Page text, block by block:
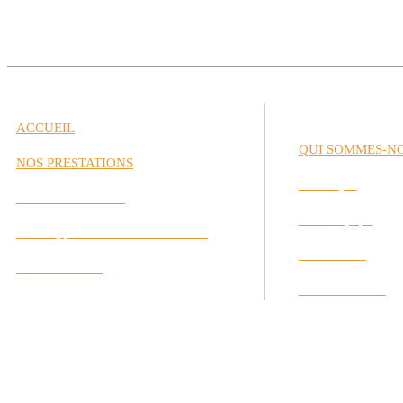
ACCUEIL
NOS PRESTATIONS
QUI SOMMES-